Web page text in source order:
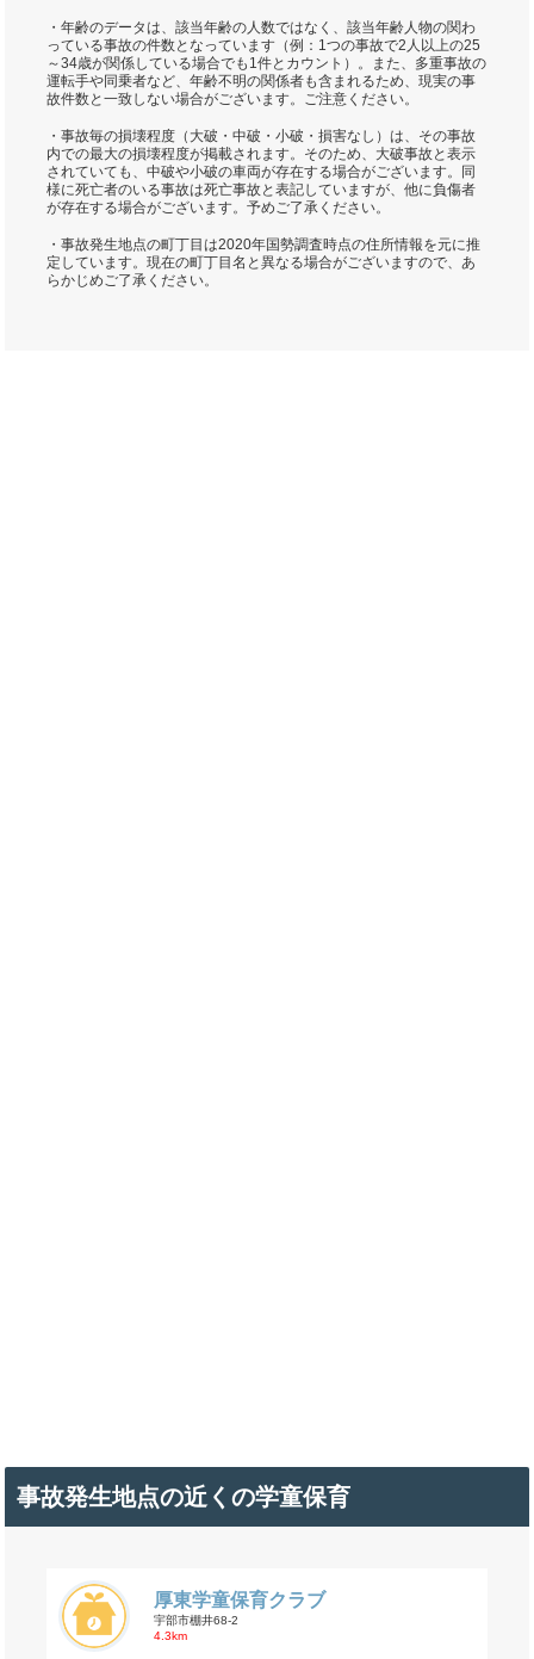
・年齢のデータは、該当年齢の人数ではなく、該当年齢人物の関わ
っている事故の件数となっています（例：1つの事故で2人以上の25
～34歳が関係している場合でも1件とカウント）。また、多重事故の
運転手や同乗者など、年齢不明の関係者も含まれるため、現実の事
故件数と一致しない場合がございます。ご注意ください。
・事故毎の損壊程度（大破・中破・小破・損害なし）は、その事故
内での最大の損壊程度が掲載されます。そのため、大破事故と表示
されていても、中破や小破の車両が存在する場合がございます。同
様に死亡者のいる事故は死亡事故と表記していますが、他に負傷者
が存在する場合がございます。予めご了承ください。
・事故発生地点の町丁目は2020年国勢調査時点の住所情報を元に推
定しています。現在の町丁目名と異なる場合がございますので、あ
らかじめご了承ください。
事故発生地点の近くの学童保育
厚東学童保育クラブ
宇部市棚井68-2
4.3km